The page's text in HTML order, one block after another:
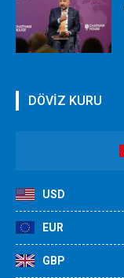
DÖVİZ KURU
USD
EUR
GBP